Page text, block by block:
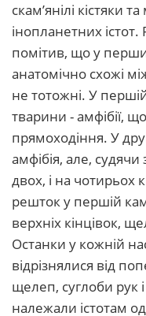
скам’янілі кістяки
інопланетних
помітив, що у
анатомічно схожі
не тотожні. У
тварини - амфібії,
прямоходіння. У
амфібія, але, судячи
двох, і на чотирьох
решток у першій
верхніх кінцівок,
Останки у кожній
відрізнялися від
щелеп, суглоби рук і
належали істотам